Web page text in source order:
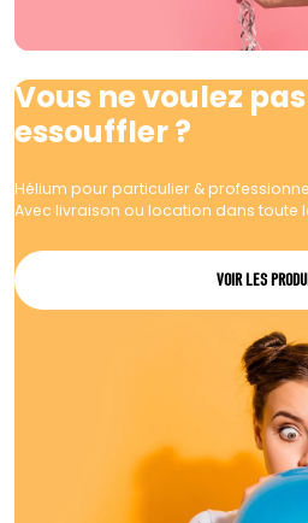
Vous ne voulez
essouffler ?
Hélium pour particulier &
Avec livraison ou location dans toute
VOIR LES